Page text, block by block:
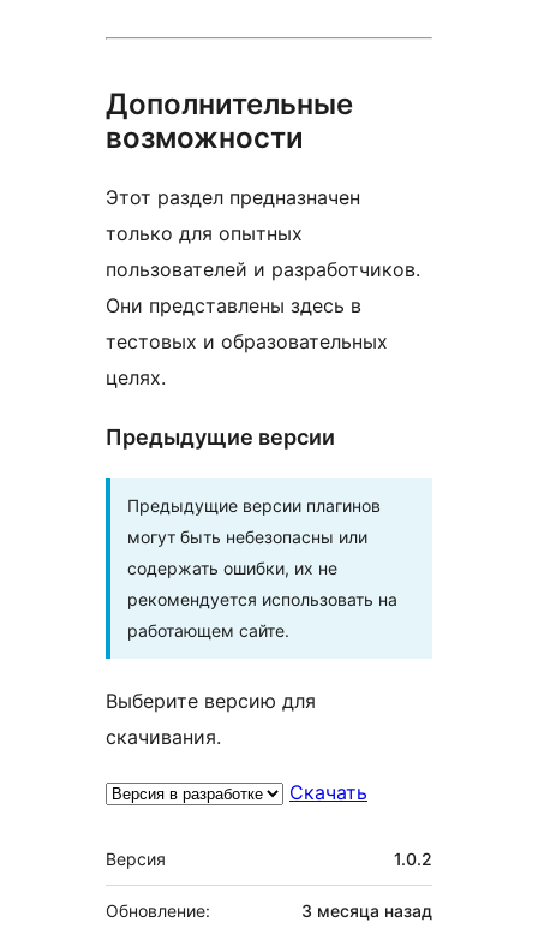
Дополнительные
возможности
Этот раздел предназначен
только для опытных
пользователей и разработчиков.
Они представлены здесь в
тестовых и образовательных
целях.
Предыдущие версии
Предыдущие версии плагинов
могут быть небезопасны или
содержать ошибки, их не
рекомендуется использовать на
работающем сайте.
Выберите версию для
скачивания.
Скачать
Мета
Версия 1.0.2
Обновление: 3 месяца назад